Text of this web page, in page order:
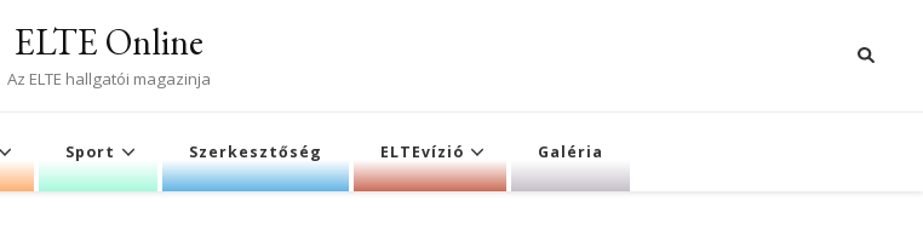
ELTE Online
Az ELTE hallgatói magazinja
Sport Szerkesztőség ELTEvízió Galéria